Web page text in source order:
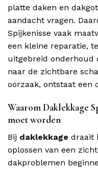
platte daken en
aandacht vragen.
Spijkenisse vaak
een kleine reparatie,
uitgebreid onderhoud
naar de zichtbare
oorzaak, ontstaat een
Waarom Daklekkage
moet worden
Bij daklekkage draait
oplossen van een
dakproblemen